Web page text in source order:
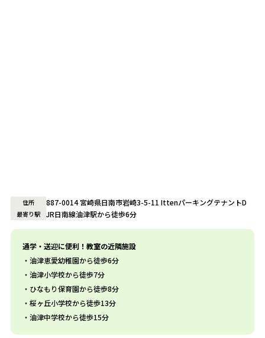
住所 887-0014 宮崎県日南市岩崎3-5-11 IttenパーキングテナントD
最寄り駅 JR日南線油津駅から徒歩6分
通学・送迎に便利！教室の近隣施設
油津恵愛幼稚園から徒歩6分
油津小学校から徒歩7分
ひなもり保育園から徒歩8分
桜ヶ丘小学校から徒歩13分
油津中学校から徒歩15分